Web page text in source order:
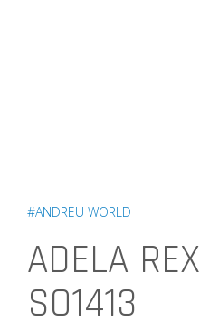
#ANDREU WORLD
ADELA REX
SO1413